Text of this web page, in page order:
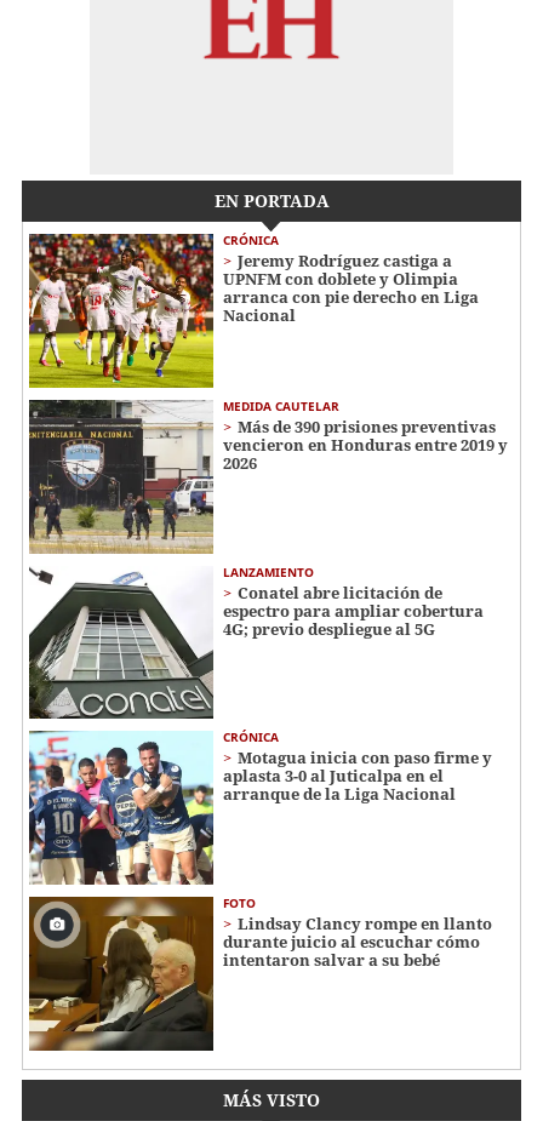
EN PORTADA
CRÓNICA
Jeremy Rodríguez castiga a
UPNFM con doblete y Olimpia
arranca con pie derecho en Liga
Nacional
MEDIDA CAUTELAR
Más de 390 prisiones preventivas
vencieron en Honduras entre 2019 y
2026
LANZAMIENTO
Conatel abre licitación de
espectro para ampliar cobertura
4G; previo despliegue al 5G
CRÓNICA
Motagua inicia con paso firme y
aplasta 3-0 al Juticalpa en el
arranque de la Liga Nacional
FOTO
Lindsay Clancy rompe en llanto
durante juicio al escuchar cómo
intentaron salvar a su bebé
MÁS VISTO